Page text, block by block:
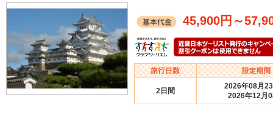
45,900円 ～
2日間
2026年08月
2026年12月